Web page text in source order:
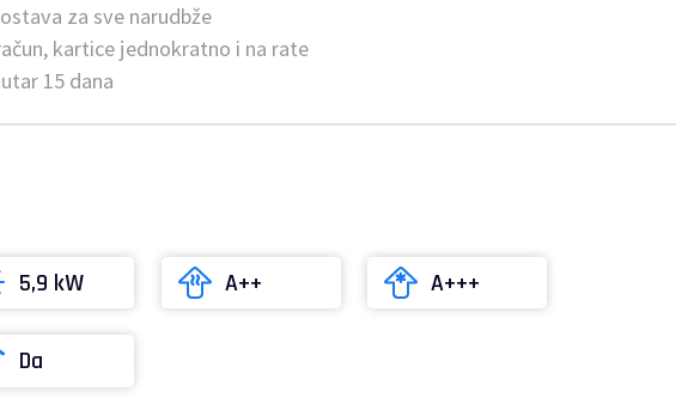
za sve narudbže
kartice jednokratno i na rate
15 dana
5,9 kW A++ A+++
Da